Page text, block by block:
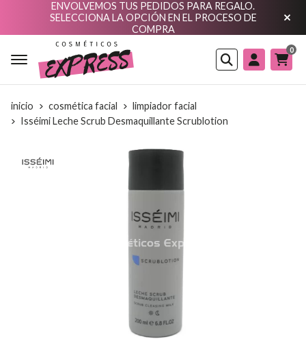
ENVOLVEMOS TUS PEDIDOS PARA REGALO.
SELECCIONA LA OPCIÓN EN EL PROCESO DE
COMPRA
Buscar
0
inicio cosmética facial
limpiador facial
Isséimi Leche Scrub Desmaquillante Scrublotion